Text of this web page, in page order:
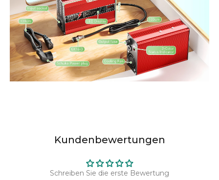
Kundenbewertungen
Schreiben Sie die erste Bewertung